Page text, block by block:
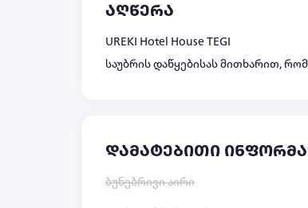
აღწერა
UREKI Hotel House TEGI
საუბრის დაწყებისას მითხარით,
დამატებითი
ბუნებრივი აირი